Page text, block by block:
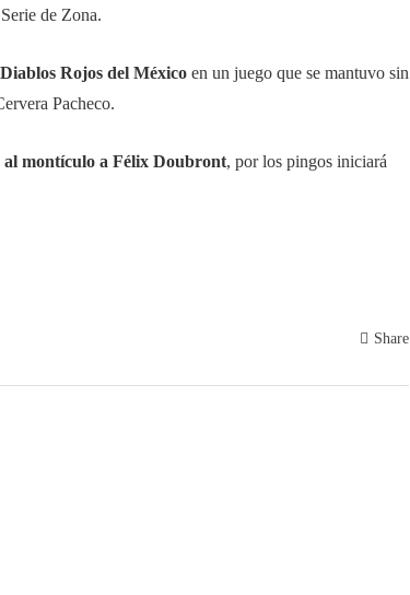
de Zona.
Rojos del México en un juego que se mantuvo sin
Pacheco.
al montículo a Félix Doubront, por los pingos iniciará
Share